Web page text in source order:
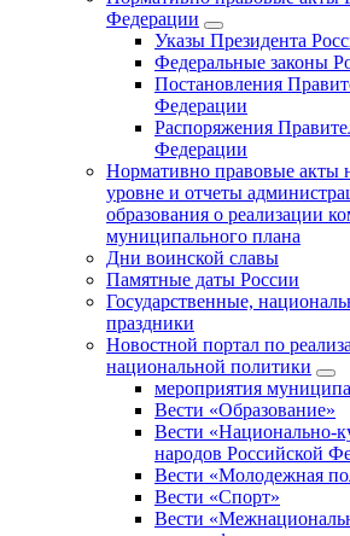
Федерации
Указы Президента
Федеральные законы
Постановления
Федерации
Распоряжения
Федерации
Нормативно правовые акты
уровне и отчеты
образования о реализации
муниципального плана
Дни воинской славы
Памятные даты России
Государственные,
праздники
Новостной портал по
национальной политики
мероприятия
Вести «Образование»
Вести «Национально-
народов Российской
Вести «Молодежная
Вести «Спорт»
Вести